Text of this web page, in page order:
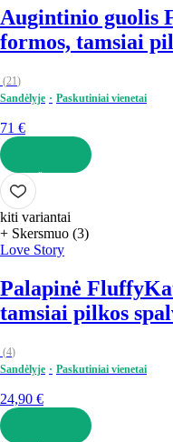
Augintinio guolis
formos, tamsiai
(21)
Sandėlyje
Paskutiniai vienetai
71 €
Į KREPŠELĮ
kiti variantai
+ Skersmuo (3)
Love Story
Palapinė Fluffy
tamsiai pilkos
(4)
Sandėlyje
Paskutiniai vienetai
24,90 €